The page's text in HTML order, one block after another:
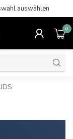
auswählen
0